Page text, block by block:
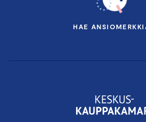
Päästövähennystavoitteiden
HAE